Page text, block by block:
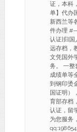
证，本科
单】代办
新西兰等
件办理
认证|归国
远存档，
文凭国外
务。 一整
成绩单等
到钢印烫
国证明）
育部存档
认证，留
为您服务